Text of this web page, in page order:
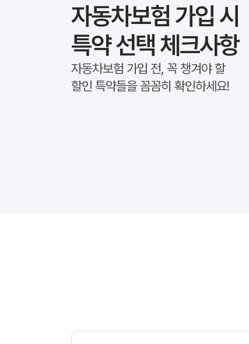
자동차보험 가입 시
특약 선택 체크사항
자동차보험 가입 전, 꼭 챙겨야 할
할인 특약들을 꼼꼼히 확인하세요!